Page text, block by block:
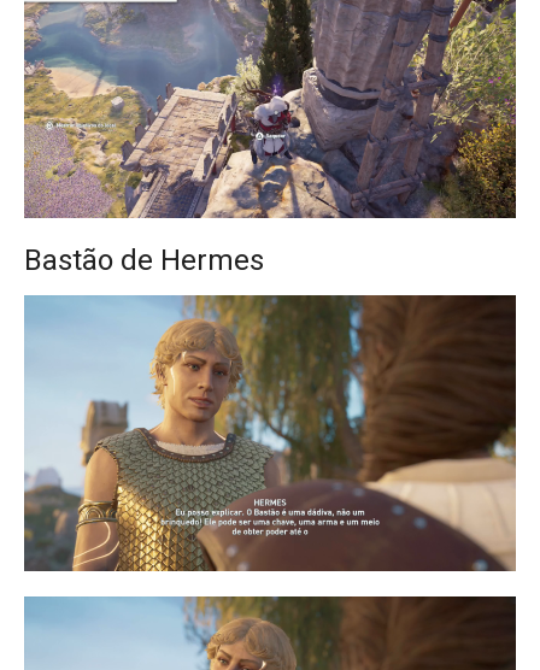
Bastão de Hermes